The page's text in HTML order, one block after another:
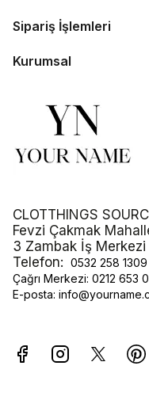
Sipariş İşlemleri
Kurumsal
CLOTTHINGS
Fevzi Çakmak
3 Zambak İş
Telefon: 0532 258 1309
Çağrı Merkezi: 0212 653
E-posta: